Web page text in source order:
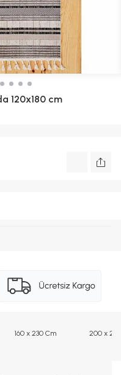
120x180 cm
160 x 230 Cm 200 x